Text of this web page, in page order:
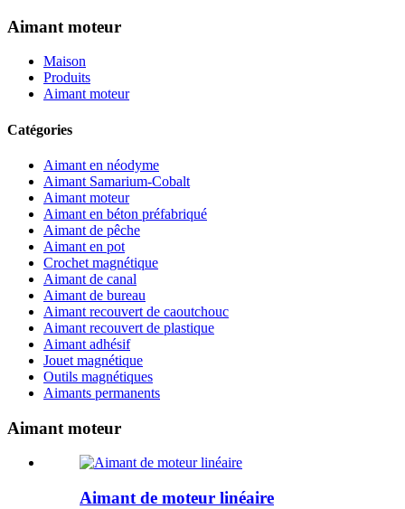
Aimant moteur
Maison
Produits
Aimant moteur
Catégories
Aimant en néodyme
Aimant Samarium-Cobalt
Aimant moteur
Aimant en béton préfabriqué
Aimant de pêche
Aimant en pot
Crochet magnétique
Aimant de canal
Aimant de bureau
Aimant recouvert de caoutchouc
Aimant recouvert de plastique
Aimant adhésif
Jouet magnétique
Outils magnétiques
Aimants permanents
Aimant moteur
Aimant de moteur linéaire